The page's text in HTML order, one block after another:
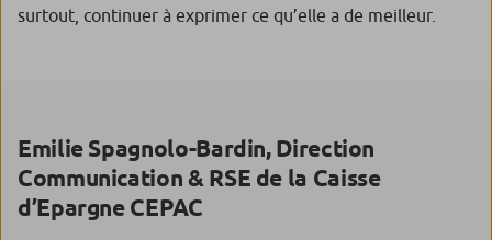
surtout, continuer à exprimer ce qu’elle a de meilleur.
Emilie Spagnolo-Bardin, Direction
Communication & RSE de la Caisse
d’Epargne CEPAC